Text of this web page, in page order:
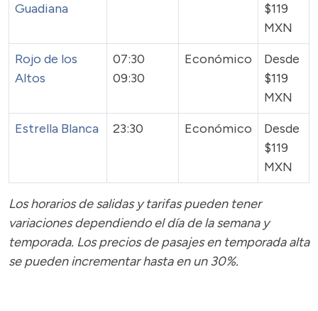
Guadiana
$119
MXN
Rojo de los
Altos
07:30
09:30
Económico
Desde
$119
MXN
Estrella Blanca
23:30 Económico
Desde
$119
MXN
Los horarios de salidas y tarifas pueden tener
variaciones dependiendo el día de la semana y
temporada. Los precios de pasajesen temporada alta
se pueden incrementar hasta en un 30%.